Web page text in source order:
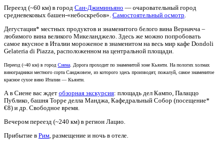
Переезд (~60 км) в город Сан-Джиминьяно — очаровательный город
средневековых башен-«небоскребов». Самостоятельный осмотр
Дегустация* местных продуктов и знаменитого белого вина Верначча –
любимого вина великого Микеланджело. Здесь же можно попробовать
самое вкусное в Италии мороженое в знаменитом на весь мир кафе Dondoli
Gelateria di Piazza, расположенном на центральной площади.
Переезд (~40 км) в город Сиена. Дорога проходит по знаменитой зоне Кьянти. На пологих холмах
виноградники местного сорта Санджовезе, из которого здесь производят, пожалуй, самое знаменитое
красное сухое вино Италии — Кьянти.
А в Сиене вас ждет обзорная экскурсия: площадь дел Кампо, Палаццо
Публико, башня Торре делла Манджа, Кафедральный Собор (посещение*
€8) и др. Свободное время.
Вечером переезд (~240 км) в регион Лацио.
Прибытие в Рим , размещение и ночь в отеле.